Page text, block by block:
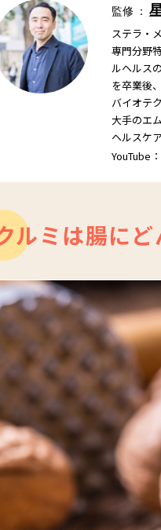
監修 ：
ステラ・
専門分野
ルヘルス
を卒業後
バイオテ
大手のエ
ヘルスケ
YouTube：
ルミは腸に